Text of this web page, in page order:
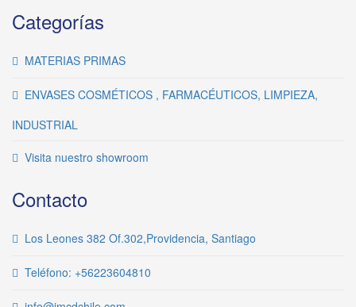
Categorías
MATERIAS PRIMAS
ENVASES COSMÉTICOS , FARMACÉUTICOS, LIMPIEZA,
INDUSTRIAL
Visita nuestro showroom
Contacto
Los Leones 382 Of.302,Providencia, Santiago
Teléfono: +56223604810